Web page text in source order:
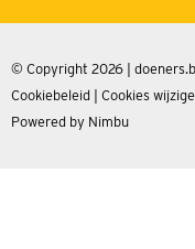
© Copyright 2026 |
Cookiebeleid
Cookies
Powered by Nimbu